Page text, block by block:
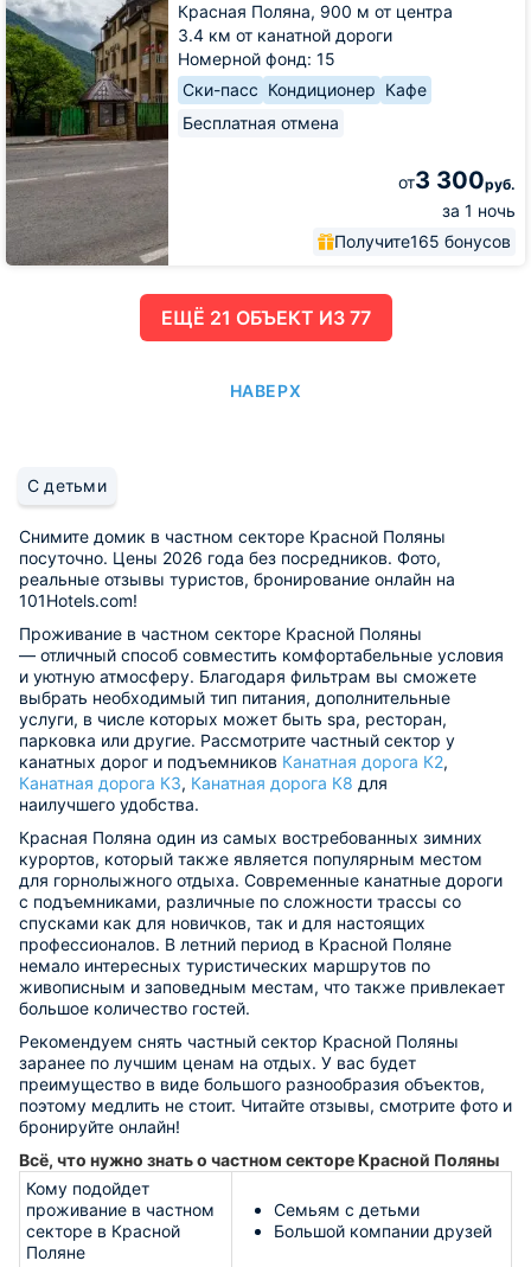
Красная Поляна, 900 м от центра
3.4 км от канатной дороги
Номерной фонд: 15
Ски-пасс Кондиционер Кафе
Бесплатная отмена
от3 300руб.
за 1 ночь
Получите165 бонусов
ЕЩË 21 ОБЪЕКТ ИЗ 77
НАВЕРХ
С детьми
Снимите домик в частном секторе Красной Поляны
посуточно. Цены 2026 года без посредников. Фото,
реальные отзывы туристов, бронирование онлайн на
101Hotels.com!
Проживание в частном секторе Красной Поляны
— отличный способ совместить комфортабельные условия
и уютную атмосферу. Благодаря фильтрам вы сможете
выбрать необходимый тип питания, дополнительные
услуги, в числе которых может быть spa, ресторан,
парковка или другие. Рассмотрите частный сектор у
канатных дорог и подъемников Канатная дорога К2,
Канатная дорога К3, Канатная дорога К8 для
наилучшего удобства.
Красная Поляна один из самых востребованных зимних
курортов, который также является популярным местом
для горнолыжного отдыха. Современные канатные дороги
с подъемниками, различные по сложности трассы со
спусками как для новичков, так и для настоящих
профессионалов. В летний период в Красной Поляне
немало интересных туристических маршрутов по
живописным и заповедным местам, что также привлекает
большое количество гостей.
Рекомендуем снять частный сектор Красной Поляны
заранее по лучшим ценам на отдых. У вас будет
преимущество в виде большого разнообразия объектов,
поэтому медлить не стоит. Читайте отзывы, смотрите фото и
бронируйте онлайн!
Всё, что нужно знать о частном секторе Красной Поляны
Кому подойдет
проживание в частном
секторе в Красной
Поляне
Семьям с детьми
Большой компании друзей